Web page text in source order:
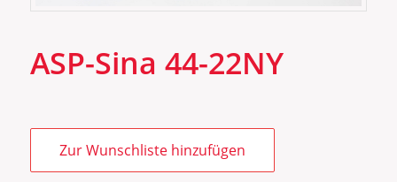
ASP-Sina 44-22NY
Zur Wunschliste hinzufügen